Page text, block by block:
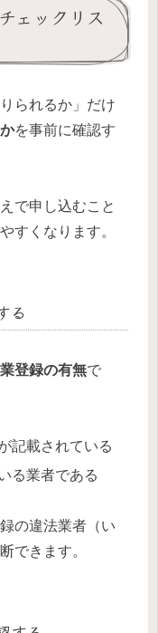
ェックリス
られるか」だけ
を事前に確認す
で申し込むこと
すくなります。
る
登録の有無で
記載されている
る業者である
の違法業者（い
できます。